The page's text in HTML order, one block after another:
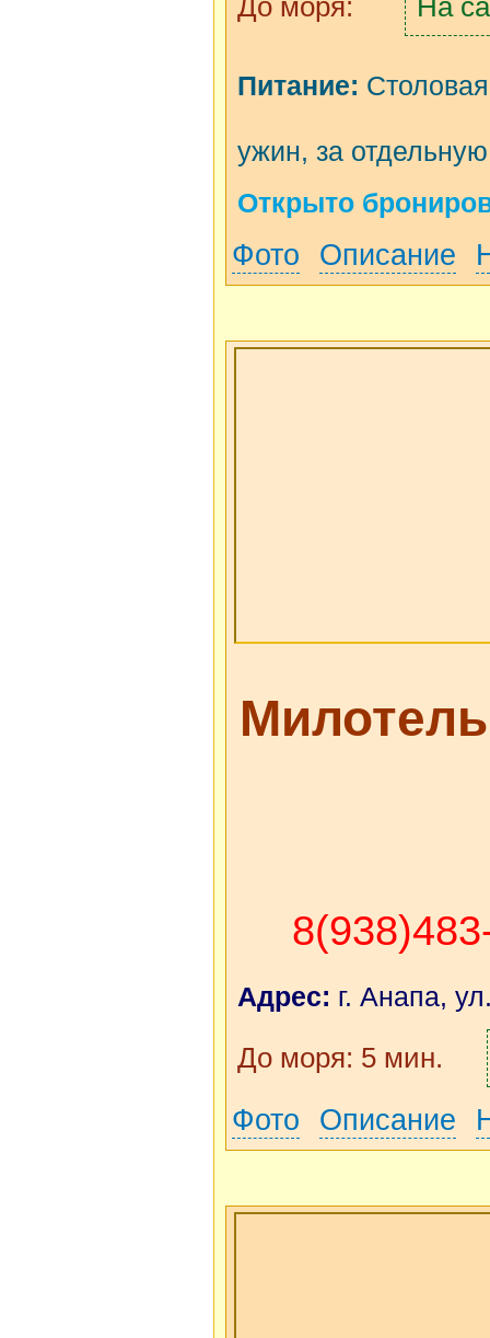
До моря: На
Питание:
ужин, за
Открыто
Фото Описание
Адрес: г. Анапа,
До моря: 5 мин.
Фото
Описание